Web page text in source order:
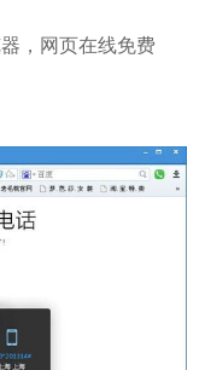
，网页在线免费